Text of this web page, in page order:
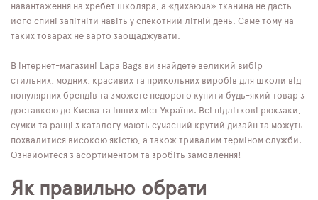
навантаження на хребет школяра, а «дихаюча» тканина не дасть
його спині запітніти навіть у спекотний літній день. Саме тому на
таких товарах не варто заощаджувати.
В інтернет-магазині Lapa Bags ви знайдете великий вибір
стильних, модних, красивих та прикольних виробів для школи від
популярних брендів та зможете недорого купити будь-який товар з
доставкою до Києва та інших міст України. Всі підліткові рюкзаки,
сумки та ранці з каталогу мають сучасний крутий дизайн та можуть
похвалитися високою якістю, а також тривалим терміном служби.
Ознайомтеся з асортиментом та зробіть замовлення!
Як правильно обрати